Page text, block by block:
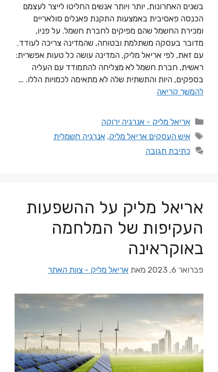
בשנים האחרונות, יותר ויותר אנשים החליטו לייצר לעצמם
הכנסה פאסיבית באמצעות התקנת פאנלים סולאריים
ומכירת החשמל שהם מפיקים לחברת חשמל. על פניו,
מדובר בעסקה משתלמת ובטוחה, שהמדינה צריכה לעודד.
עם זאת, לפי אריאל מליק, המדינה עושה כל טעות אפשרית:
ראשית, חברת חשמל לא מצליחה להתמודד עם העליה
בספקים, היות והתשתית שלה לא מתאימה לכמויות הללו. …
להמשך קריאה
אריאל מליק - אנרגיה ירוקה
איש העסקים אריאל מליק,אנרגיה חשמלית
כתיבת תגובה
אריאל מליק על ההשפעות
העקיפות של המלחמה
באוקראינה
פברואר 6, 2023 מאת אריאל מליק - צוות האתר